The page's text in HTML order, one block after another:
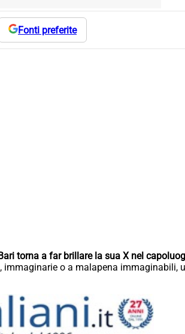
Fonti preferite
torna a far brillare la sua X nel
immaginarie o a malapena immaginabili,